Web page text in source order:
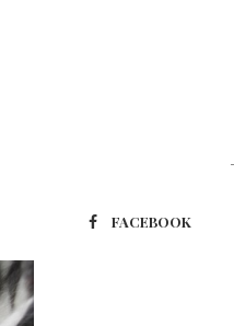
FACEBOOK